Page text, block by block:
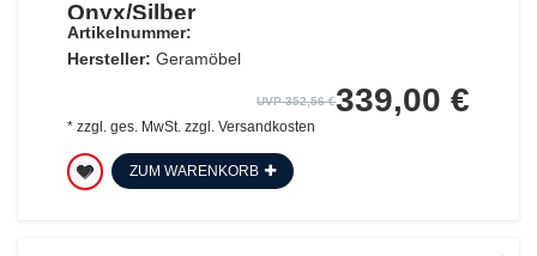
Onyx/Silber
Artikelnummer:
Hersteller: Geramöbel
UVP 352,56 €339,00 €
* zzgl. ges. MwSt.zzgl. Versandkosten
ZUM WARENKORB